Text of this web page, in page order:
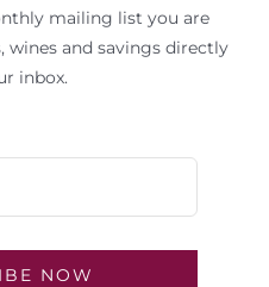
mailing list you are
and savings directly
inbox.
NOW